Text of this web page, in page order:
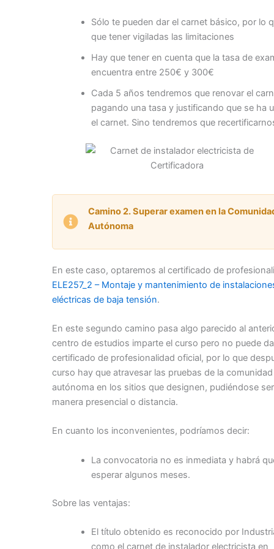
Sólo te pueden dar el carnet básico, por lo
que tener vigiladas las limitaciones
Hay que tener en cuenta que la tasa de
encuentra entre 250€ y 300€
Cada 5 años tendremos que renovar el
pagando una tasa y justificando que se ha
el carnet. Sino tendremos que
Camino 2. Superar examen en la
Autónoma
En este caso, optaremos al certificado de
ELE257_2 – Montaje y mantenimiento de
eléctricas de baja tensión.
En este segundo camino pasa algo parecido al
centro de estudios imparte el curso pero no puede
certificado de profesionalidad oficial, por lo que
curso hay que atravesar las pruebas de la comunidad
autónoma en los sitios que designen, pudiéndose
manera presencial o distancia.
En cuanto los inconvenientes, podríamos decir:
La convocatoria no es inmediata y habrá
esperar algunos meses.
Sobre las ventajas:
El título obtenido es reconocido por
como el carnet de instalador electricista en